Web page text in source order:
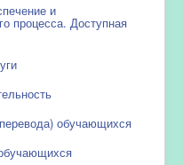
и
процесса. Доступная
обучающихся